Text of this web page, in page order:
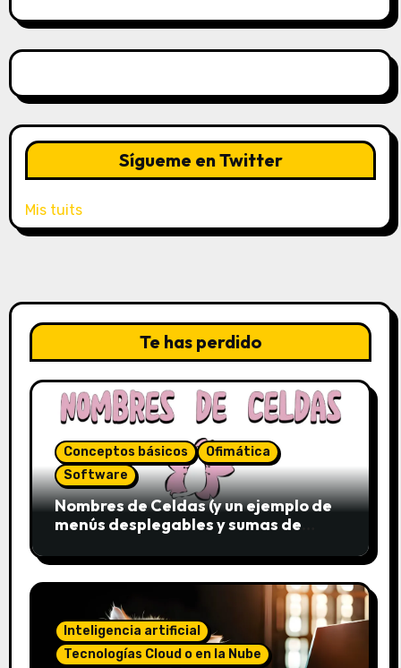
Sígueme en Twitter
Mis tuits
Te has perdido
Conceptos básicos
Ofimática
Software
Nombres de Celdas (y un ejemplo de
menús desplegables y sumas de
Inteligencia artificial
Tecnologías Cloud o en la Nube